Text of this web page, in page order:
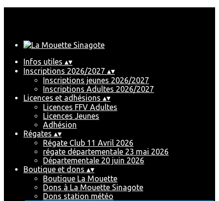
Infos utiles ▴▾
Inscriptions 2026/2027 ▴▾
Inscriptions jeunes 2026/2027
Inscriptions Adultes 2026/2027
Licences et adhésions ▴▾
Licences FFV Adultes
Licences Jeunes
Adhésion
Régates ▴▾
Régate Club 11 Avril 2026
régate départementale 23 mai 2026
Départementale 20 juin 2026
Boutique et dons ▴▾
Boutique La Mouette
Dons à La Mouette Sinagote
Dons station météo